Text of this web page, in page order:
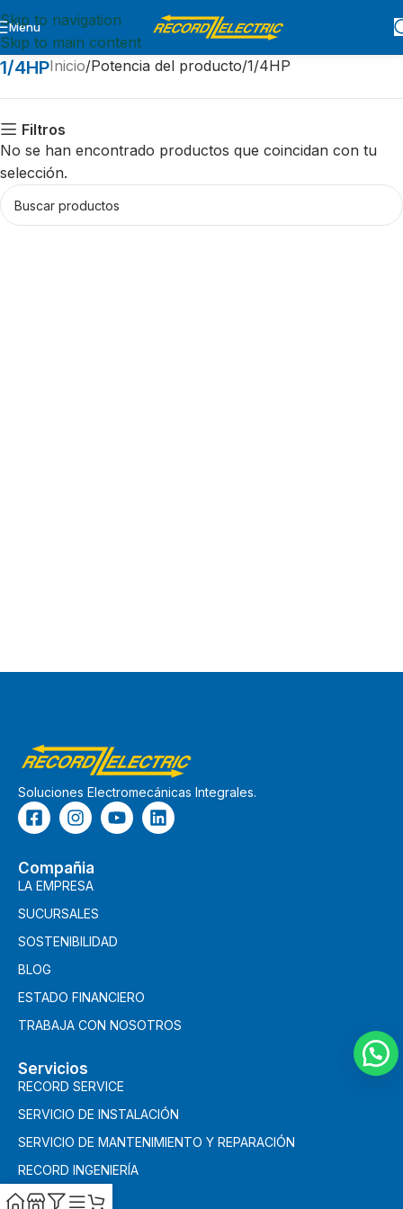
Skip to navigation
Skip to main content
Menu
1/4HPInicio Potencia del producto 1/4HP
Filtros
No se han encontrado productos que coincidan con tu
selección.
Soluciones Electromecánicas Integrales.
Compañia
LA EMPRESA
SUCURSALES
SOSTENIBILIDAD
BLOG
ESTADO FINANCIERO
TRABAJA CON NOSOTROS
Servicios
RECORD SERVICE
SERVICIO DE INSTALACIÓN
SERVICIO DE MANTENIMIENTO Y REPARACIÓN
RECORD INGENIERÍA